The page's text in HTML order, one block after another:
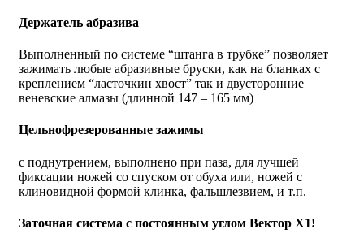
Держатель абразива
Выполненный по системе “штанга в трубке” позволяет
зажимать любые абразивные бруски, как на бланках с
креплением “ласточкин хвост” так и двусторонние
веневские алмазы (длинной 147 – 165 мм)
Цельнофрезерованные зажимы
с поднутрением, выполнено при паза, для лучшей
фиксации ножей со спуском от обуха или, ножей с
клиновидной формой клинка, фальшлезвием, и т.п.
Заточная система с постоянным углом Вектор X1!